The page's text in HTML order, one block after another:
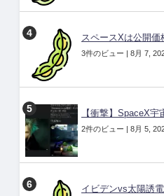
スペースXは公開価
3件のビュー | 8月 7,
【衝撃】SpaceX宇
2件のビュー | 8月 5,
イビデンvs太陽誘